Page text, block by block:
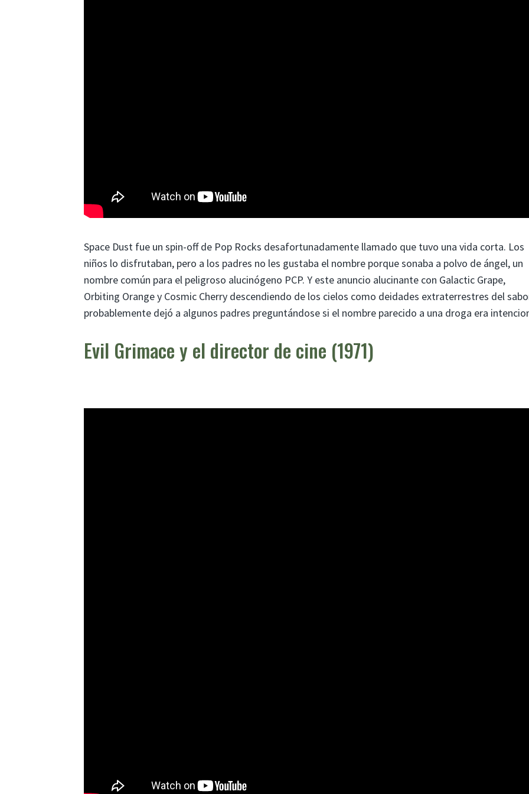
Space Dust fue un spin-off de Pop Rocks desafortunadamente llamado que tuvo una vida corta. Los
niños lo disfrutaban, pero a los padres no les gustaba el nombre porque sonaba a polvo de ángel, un
nombre común para el peligroso alucinógeno PCP. Y este anuncio alucinante con Galactic Grape,
Orbiting Orange y Cosmic Cherry descendiendo de los cielos como deidades extraterrestres del
probablemente dejó a algunos padres preguntándose si el nombre parecido a una droga era
Evil Grimace y el director de cine (1971)